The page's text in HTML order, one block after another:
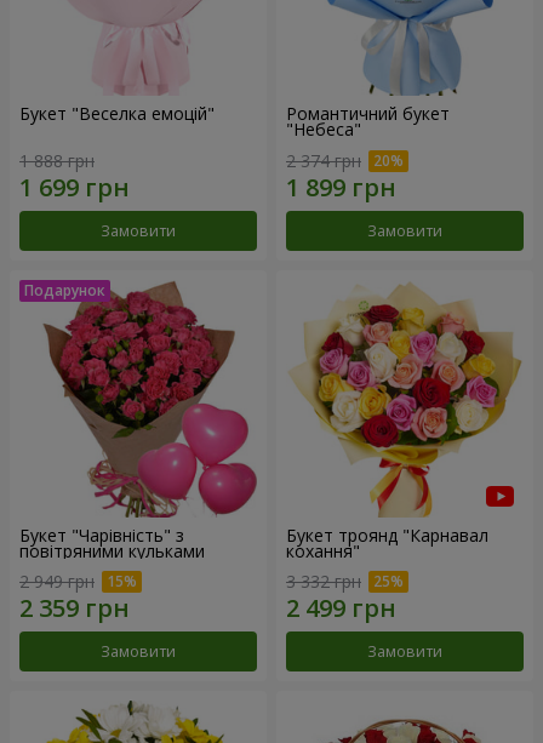
Букет "Веселка емоцій"
1 888 грн
Замовити
Романтичний букет
"Небеса"
2 374 грн
Замовити
Букет "Чарівність" з
повітряними кульками
2 949 грн
Замовити
Букет троянд "Карнавал
кохання"
3 332 грн
Замовити